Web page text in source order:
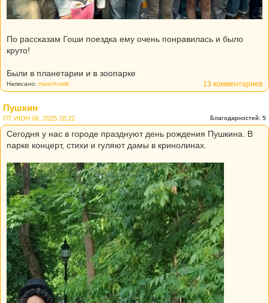
По рассказам Гоши поездка ему очень понравилась и было
круто!
Были в планетарии и в зоопарке
13 комментариев
Написано: maschustik
Пушкин
Благодарностей: 5
ПТ ИЮН 06, 2025 18:22
Сегодня у нас в городе празднуют день рождения Пушкина. В
парке концерт, стихи и гуляют дамы в кринолинах.